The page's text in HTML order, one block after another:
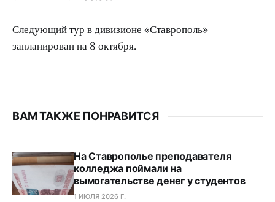
Следующий тур в дивизионе «Ставрополь»
запланирован на 8 октября.
ВАМ ТАКЖЕ ПОНРАВИТСЯ
На Ставрополье преподавателя
колледжа поймали на
вымогательстве денег у студентов
1 ИЮЛЯ 2026 Г.